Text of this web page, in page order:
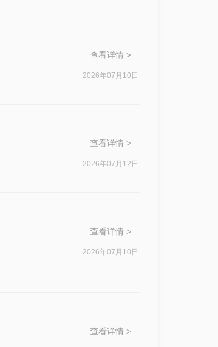
查看详情 >
2026年07月10日
查看详情 >
2026年07月12日
查看详情 >
2026年07月10日
查看详情 >